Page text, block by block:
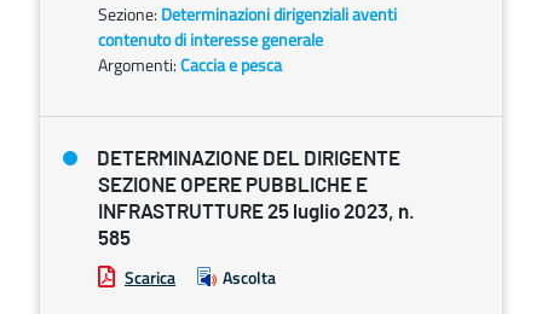
Sezione: Determinazioni dirigenziali aventi
contenuto di interesse generale
Argomenti:Caccia e pesca
DETERMINAZIONE DEL DIRIGENTE
SEZIONE OPERE PUBBLICHE E
INFRASTRUTTURE 25 luglio 2023, n.
585
Scarica Ascolta